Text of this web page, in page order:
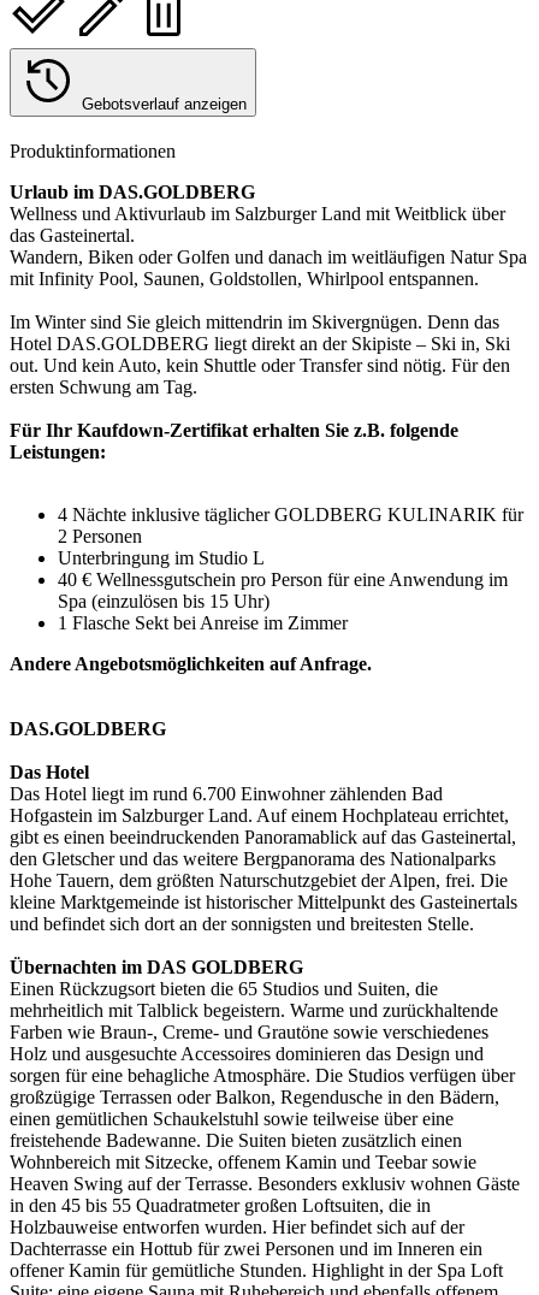
Gebotsverlauf anzeigen
Produktinformationen
Urlaub im DAS.GOLDBERG
Wellness und Aktivurlaub im Salzburger Land mit Weitblick über
das Gasteinertal.
Wandern, Biken oder Golfen und danach im weitläufigen Natur Spa
mit Infinity Pool, Saunen, Goldstollen, Whirlpool entspannen.
Im Winter sind Sie gleich mittendrin im Skivergnügen. Denn das
Hotel DAS.GOLDBERG liegt direkt an der Skipiste – Ski in, Ski
out. Und kein Auto, kein Shuttle oder Transfer sind nötig. Für den
ersten Schwung am Tag.
Für Ihr Kaufdown-Zertifikat erhalten Sie z.B. folgende
Leistungen:
4 Nächte inklusive täglicher GOLDBERG KULINARIK für
2 Personen
Unterbringung im Studio L
40 € Wellnessgutschein pro Person für eine Anwendung im
Spa (einzulösen bis 15 Uhr)
1 Flasche Sekt bei Anreise im Zimmer
Andere Angebotsmöglichkeiten auf Anfrage.
DAS.GOLDBERG
Das Hotel
Das Hotel liegt im rund 6.700 Einwohner zählenden Bad
Hofgastein im Salzburger Land. Auf einem Hochplateau errichtet,
gibt es einen beeindruckenden Panoramablick auf das Gasteinertal,
den Gletscher und das weitere Bergpanorama des Nationalparks
Hohe Tauern, dem größten Naturschutzgebiet der Alpen, frei. Die
kleine Marktgemeinde ist historischer Mittelpunkt des Gasteinertals
und befindet sich dort an der sonnigsten und breitesten Stelle.
Übernachten im DAS GOLDBERG
Einen Rückzugsort bieten die 65 Studios und Suiten, die
mehrheitlich mit Talblick begeistern. Warme und zurückhaltende
Farben wie Braun-, Creme- und Grautöne sowie verschiedenes
Holz und ausgesuchte Accessoires dominieren das Design und
sorgen für eine behagliche Atmosphäre. Die Studios verfügen über
großzügige Terrassen oder Balkon, Regendusche in den Bädern,
einen gemütlichen Schaukelstuhl sowie teilweise über eine
freistehende Badewanne. Die Suiten bieten zusätzlich einen
Wohnbereich mit Sitzecke, offenem Kamin und Teebar sowie
Heaven Swing auf der Terrasse. Besonders exklusiv wohnen Gäste
in den 45 bis 55 Quadratmeter großen Loftsuiten, die in
Holzbauweise entworfen wurden. Hier befindet sich auf der
Dachterrasse ein Hottub für zwei Personen und im Inneren ein
offener Kamin für gemütliche Stunden. Highlight in der Spa Loft